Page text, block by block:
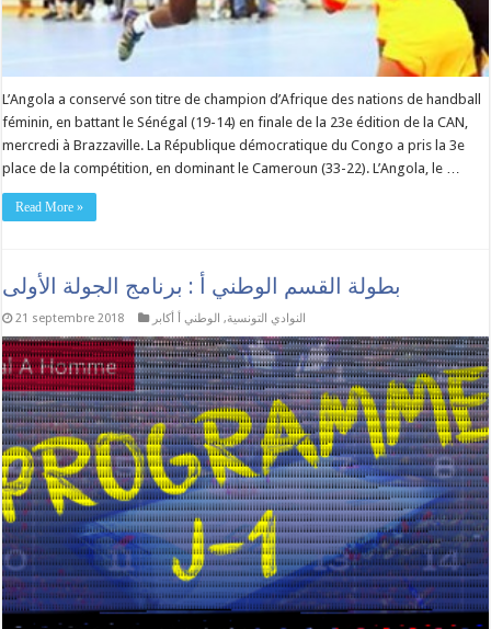
L’Angola a conservé son titre de champion d’Afrique des nations de handball
féminin, en battant le Sénégal (19-14) en finale de la 23e édition de la CAN,
mercredi à Brazzaville. La République démocratique du Congo a pris la 3e
place de la compétition, en dominant le Cameroun (33-22). L’Angola, le …
Read More »
بطولة القسم الوطني أ : برنامج الجولة الأولى
21 septembre 2018 النوادي التونسية, الوطني أ أكابر